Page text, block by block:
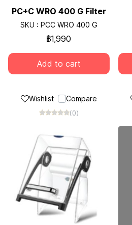
PC+C WRO 400 G Filter
SKU : PCC WRO 400 G
฿1,990
Add to cart
Wishlist Compare
(0)